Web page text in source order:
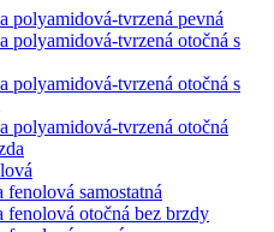
polyamidová-tvrzená pevná
polyamidová-tvrzená otočná s
polyamidová-tvrzená otočná s
polyamidová-tvrzená otočná
samostatná
fenolová otočná bez brzdy